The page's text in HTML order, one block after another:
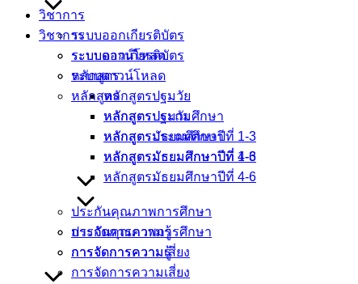
วิชาการ
ระบบออกเกียรติบัตร
ระบบดาวน์โหลด
หลักสูตร
หลักสูตรปฐมวัย
หลักสูตรประถมศึกษา
หลักสูตรมัธยมศึกษาปีที่ 1-3
หลักสูตรมัธยมศึกษาปีที่ 4-6
ประกันคุณภาพการศึกษา
การจัดการความรู้
การจัดการความเสี่ยง
วิชาการ
ระบบออกเกียรติบัตร
ระบบดาวน์โหลด
หลักสูตร
หลักสูตรปฐมวัย
หลักสูตรประถมศึกษา
หลักสูตรมัธยมศึกษาปีที่ 1-3
หลักสูตรมัธยมศึกษาปีที่ 4-6
ประกันคุณภาพการศึกษา
การจัดการความรู้
การจัดการความเสี่ยง